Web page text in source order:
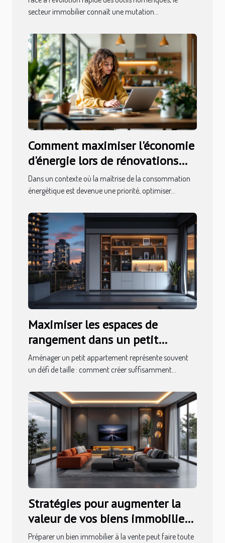
secteur immobilier connaît une mutation...
Comment maximiser l'économie
d'énergie lors de rénovations
immobilières ?
Dans un contexte où la maîtrise de la consommation
énergétique est devenue une priorité, optimiser...
Maximiser les espaces de
rangement dans un petit
appartement
Aménager un petit appartement représente souvent
un défi de taille : comment créer suffisamment...
Stratégies pour augmenter la
valeur de vos biens immobiliers
avant la vente
Préparer un bien immobilier à la vente peut faire toute